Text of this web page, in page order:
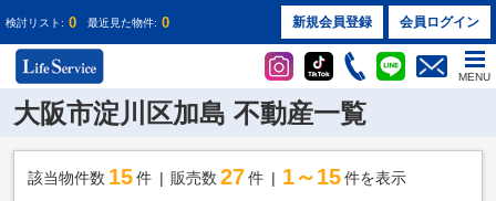
検討リスト: 0 最近見た物件: 0 新規会員登録 会員ログイン
MENU
大阪市淀川区加島 不動産一覧
該当物件数 15件 販売数 27 件 1～15 件を表示